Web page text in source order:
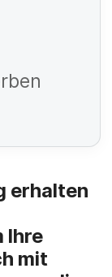
erhalten
Ihre
mit